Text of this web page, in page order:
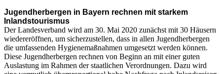
Jugendherbergen in Bayern rechnen mit starkem
Inlandstourismus
Der Landesverband wird am 30. Mai 2020 zunächst mit 30 Häusern
wiedereröffnen, um sicherzustellen, dass in allen Jugendherbergen
die umfassenden Hygienemaßnahmen umgesetzt werden können.
Diese Jugendherbergen rechnen von Beginn an mit einer guten
Auslastung im Rahmen der staatlichen Verordnungen. Dazu wird